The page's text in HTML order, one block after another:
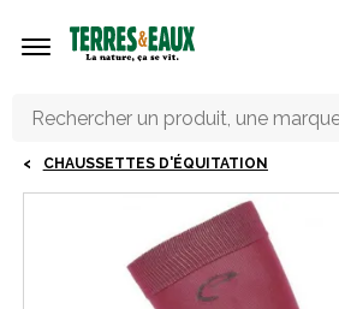
CHAUSSETTES D'ÉQUITATION